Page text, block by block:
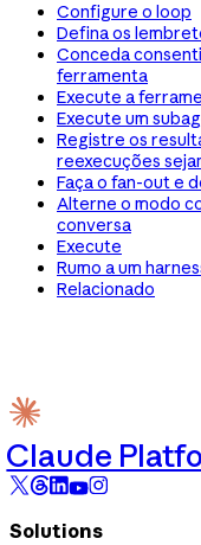
Configure o loop
Defina os
Conceda
ferramenta
Execute a
Execute um
Registre os
reexecuções
Faça o fan-out e
Alterne o modo
conversa
Execute
Rumo a um
Relacionado
Claude
Solutions